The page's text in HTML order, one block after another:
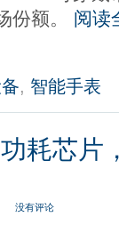
份额。 阅读
, 智能手表
耗芯片
没有评论